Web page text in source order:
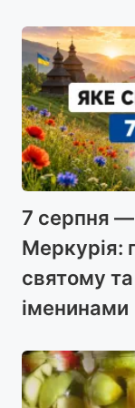
7 серпня
Меркурія:
святому та
іменинами